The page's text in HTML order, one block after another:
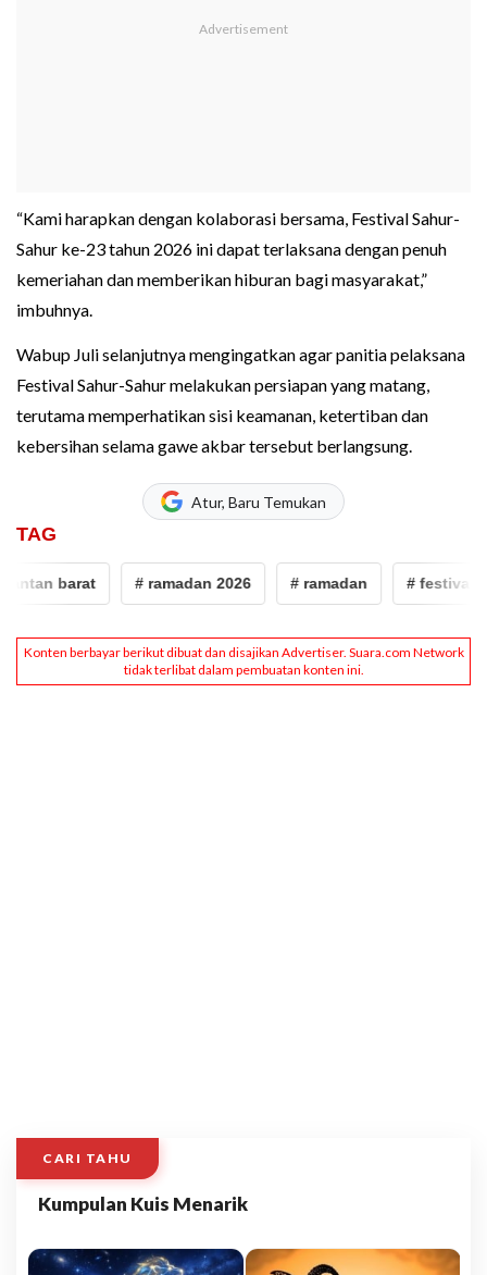
“Kami harapkan dengan kolaborasi bersama, Festival Sahur-
Sahur ke-23 tahun 2026 ini dapat terlaksana dengan penuh
kemeriahan dan memberikan hiburan bagi masyarakat,”
imbuhnya.
Wabup Juli selanjutnya mengingatkan agar panitia pelaksana
Festival Sahur-Sahur melakukan persiapan yang matang,
terutama memperhatikan sisi keamanan, ketertiban dan
kebersihan selama gawe akbar tersebut berlangsung.
Atur, Baru Temukan
TAG
barat # ramadan 2026 # ramadan # festival
CARI TAHU
Kumpulan Kuis Menarik